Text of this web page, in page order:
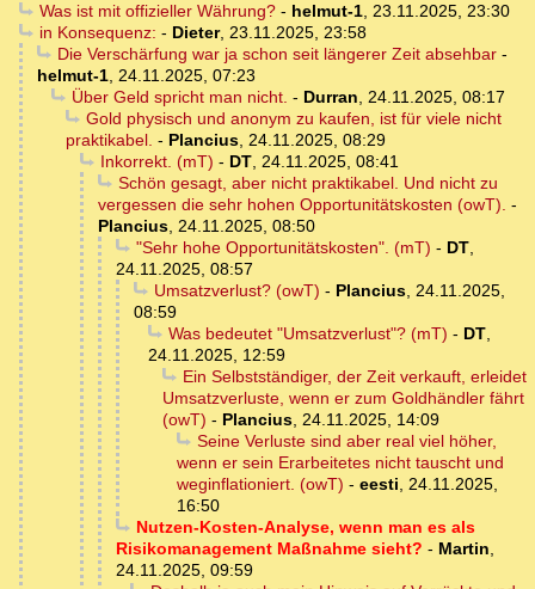
Was ist mit offizieller Währung?- helmut-1, 23.11.2025, 23:30
in Konsequenz: - Dieter, 23.11.2025, 23:58
Die Verschärfung war ja schon seit längerer Zeit absehbar-
helmut-1, 24.11.2025, 07:23
Über Geld spricht man nicht. - Durran, 24.11.2025, 08:17
Gold physisch und anonym zu kaufen, ist für viele nicht
praktikabel. - Plancius, 24.11.2025, 08:29
Inkorrekt. (mT) - DT, 24.11.2025, 08:41
Schön gesagt, aber nicht praktikabel. Und nicht zu
vergessen die sehr hohen Opportunitätskosten (owT). -
Plancius, 24.11.2025, 08:50
"Sehr hohe Opportunitätskosten". (mT) - DT,
24.11.2025, 08:57
Umsatzverlust? (owT) - Plancius, 24.11.2025,
08:59
Was bedeutet "Umsatzverlust"? (mT) - DT,
24.11.2025, 12:59
Ein Selbstständiger, der Zeit verkauft, erleidet
Umsatzverluste, wenn er zum Goldhändler fährt
(owT) - Plancius, 24.11.2025, 14:09
Seine Verluste sind aber real viel höher,
wenn er sein Erarbeitetes nicht tauscht und
weginflationiert. (owT) - eesti, 24.11.2025,
16:50
Nutzen-Kosten-Analyse, wenn man es als
Risikomanagement Maßnahme sieht? - Martin,
24.11.2025, 09:59